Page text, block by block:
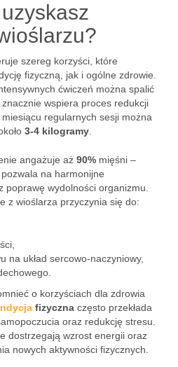
szereg korzyści, które
fizyczną, jak i ogólne zdrowie.
ćwiczeń można spalić
znacznie wspiera proces redukcji
regularnych sesji można
3-4 kilogramy
angażuje aż 90% mięśni –
na harmonijne
poprawę wydolności organizmu.
z wioślarza przyczynia się do:
na układ sercowo-naczyniowy,
o korzyściach dla zdrowia
fizyczna często przekłada
oraz redukcję stresu.
dostrzegają wzrost energii oraz
nowych aktywności fizycznych.